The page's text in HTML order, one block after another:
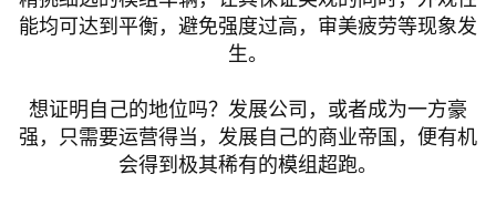
能均可达到平衡，避免强度过高，审美疲劳等现象发
生。
想证明自己的地位吗？发展公司，或者成为一方豪
强，只需要运营得当，发展自己的商业帝国，便有机
会得到极其稀有的模组超跑。